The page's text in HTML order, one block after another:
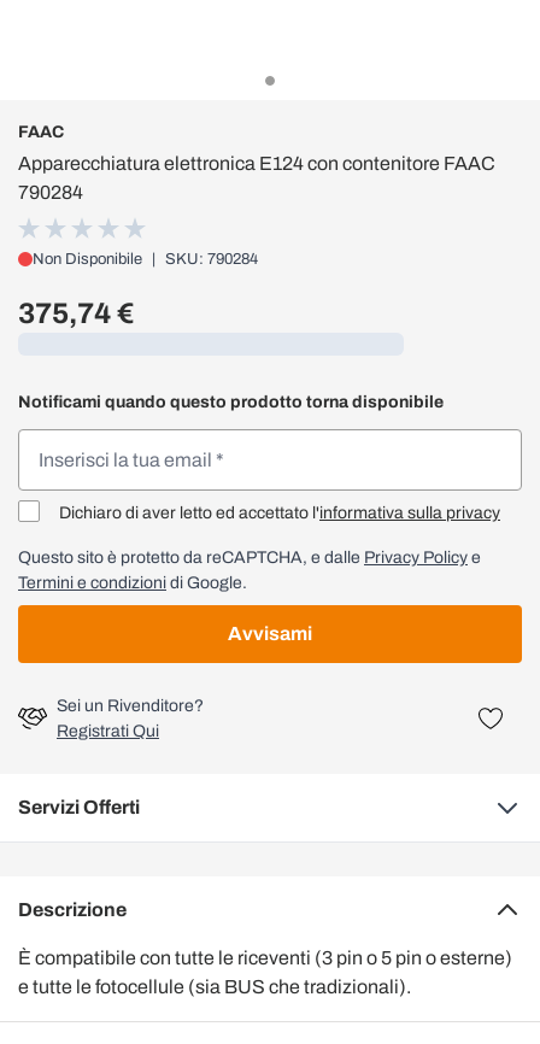
FAAC
Apparecchiatura elettronica E124 con contenitore FAAC
790284
Non Disponibile SKU: 790284
375,74 €
Notificami quando questo prodotto torna disponibile
Dichiaro di aver letto ed accettato l'informativa sulla privacy
Questo sito è protetto da reCAPTCHA, e dalle Privacy Policy e
Termini e condizioni di Google.
Avvisami
Sei un Rivenditore?
Registrati Qui
Servizi Offerti
Descrizione
È compatibile con tutte le riceventi (3 pin o 5 pin o esterne)
e tutte le fotocellule (sia BUS che tradizionali).